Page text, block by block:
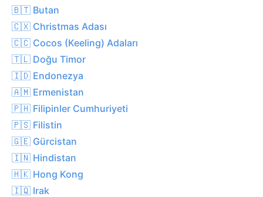
🇧🇹 Butan
🇨🇽 Christmas Adası
🇨🇨 Cocos (Keeling) Adaları
🇹🇱 Doğu Timor
🇮🇩 Endonezya
🇦🇲 Ermenistan
🇵🇭 Filipinler Cumhuriyeti
🇵🇸 Filistin
🇬🇪 Gürcistan
🇮🇳 Hindistan
🇭🇰 Hong Kong
🇮🇶 Irak